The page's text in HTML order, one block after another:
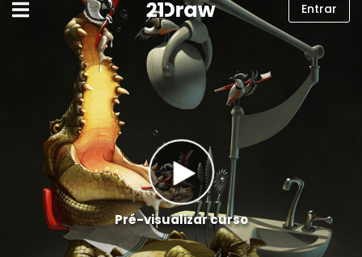
Sobre nós
Entrar
Português
Entrar
Pré-visualizar curso